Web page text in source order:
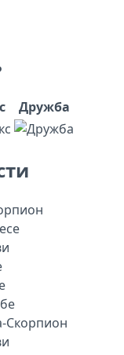
Дружба
Скорпион